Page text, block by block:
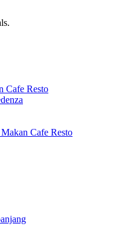
Cafe Resto
Cafe Resto